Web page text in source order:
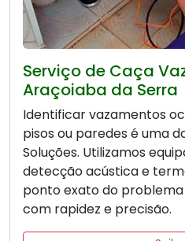
Serviço de Caça
Araçoiaba da Serra
Identificar vazamentos
pisos ou paredes é uma
Soluções. Utilizamos
detecção acústica e
ponto exato do
com rapidez e precisão.